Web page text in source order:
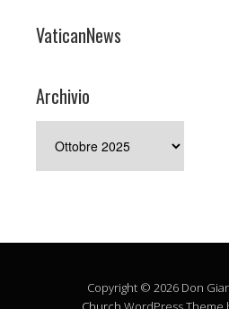
VaticanNews
Archivio
Copyright © 2026 Don